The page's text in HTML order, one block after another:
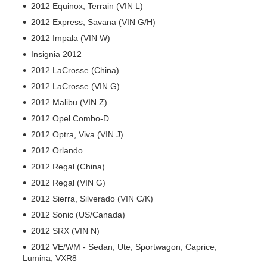
2012 Equinox, Terrain (VIN L)
2012 Express, Savana (VIN G/H)
2012 Impala (VIN W)
Insignia 2012
2012 LaCrosse (China)
2012 LaCrosse (VIN G)
2012 Malibu (VIN Z)
2012 Opel Combo-D
2012 Optra, Viva (VIN J)
2012 Orlando
2012 Regal (China)
2012 Regal (VIN G)
2012 Sierra, Silverado (VIN C/K)
2012 Sonic (US/Canada)
2012 SRX (VIN N)
2012 VE/WM - Sedan, Ute, Sportwagon, Caprice,
Lumina, VXR8